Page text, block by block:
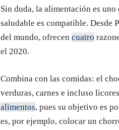
Sin duda, la alimentación es
saludable es compatible. Desde
del mundo, ofrecen cuatro
el 2020.
Combina con las comidas: el
verduras, carnes e incluso
alimentos, pues su objetivo es
es, por ejemplo, colocar un